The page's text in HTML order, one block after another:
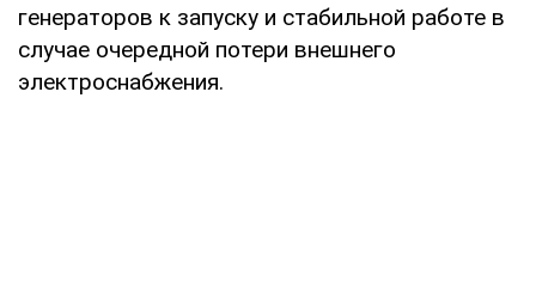
генераторов к запуску и стабильной работе в
случае очередной потери внешнего
электроснабжения.